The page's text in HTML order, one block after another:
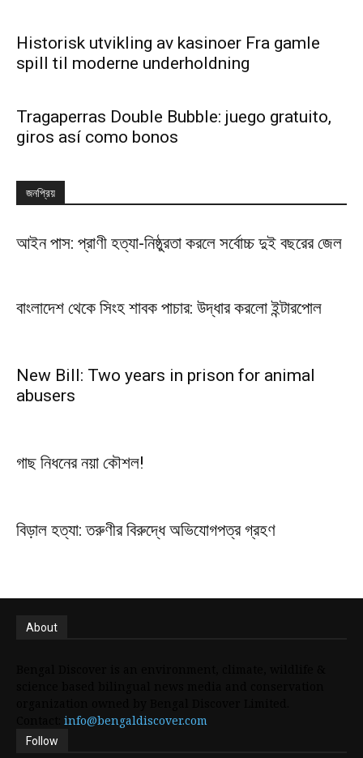
Historisk utvikling av kasinoer Fra gamle
spill til moderne underholdning
Tragaperras Double Bubble: juego gratuito,
giros así­ como bonos
জনপ্রিয়
আইন পাস: প্রাণী হত্যা-নিষ্ঠুরতা করলে সর্বোচ্চ দুই বছরের জেল
বাংলাদেশ থেকে সিংহ শাবক পাচার: উদ্ধার করলো ইন্টারপোল
New Bill: Two years in prison for animal
abusers
গাছ নিধনের নয়া কৌশল!
বিড়াল হত্যা: তরুণীর বিরুদ্ধে অভিযোগপত্র গ্রহণ
About
info@bengaldiscover.com
Follow